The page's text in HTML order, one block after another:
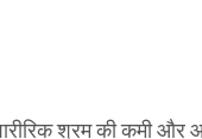
शारीरिक श्रम की कमी